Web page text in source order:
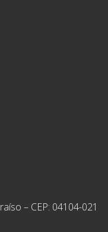
– CEP: 04104-021